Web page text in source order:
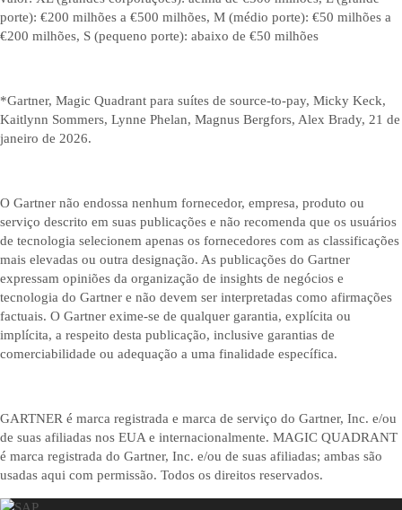
porte): €200 milhões a €500 milhões, M (médio porte): €50 milhões a
€200 milhões, S (pequeno porte): abaixo de €50 milhões
*Gartner, Magic Quadrant para suítes de source-to-pay, Micky Keck,
Kaitlynn Sommers, Lynne Phelan, Magnus Bergfors, Alex Brady, 21 de
janeiro de 2026.
O Gartner não endossa nenhum fornecedor, empresa, produto ou
serviço descrito em suas publicações e não recomenda que os usuários
de tecnologia selecionem apenas os fornecedores com as classificações
mais elevadas ou outra designação. As publicações do Gartner
expressam opiniões da organização de insights de negócios e
tecnologia do Gartner e não devem ser interpretadas como afirmações
factuais. O Gartner exime-se de qualquer garantia, explícita ou
implícita, a respeito desta publicação, inclusive garantias de
comerciabilidade ou adequação a uma finalidade específica.
GARTNER é marca registrada e marca de serviço do Gartner, Inc. e/ou
de suas afiliadas nos EUA e internacionalmente. MAGIC QUADRANT
é marca registrada do Gartner, Inc. e/ou de suas afiliadas; ambas são
usadas aqui com permissão. Todos os direitos reservados.